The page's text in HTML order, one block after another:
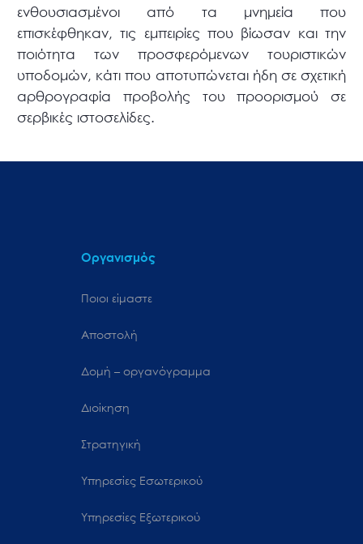
ενθουσιασμένοι από τα μνημεία που
επισκέφθηκαν, τις εμπειρίες που βίωσαν και την
ποιότητα των προσφερόμενων τουριστικών
υποδομών, κάτι που αποτυπώνεται ήδη σε σχετική
αρθρογραφία προβολής του προορισμού σε
σερβικές ιστοσελίδες.
Οργανισμός
Ποιοι είμαστε
Αποστολή
Δομή – οργανόγραμμα
Διοίκηση
Στρατηγική
Υπηρεσίες Εσωτερικού
Υπηρεσίες Εξωτερικού